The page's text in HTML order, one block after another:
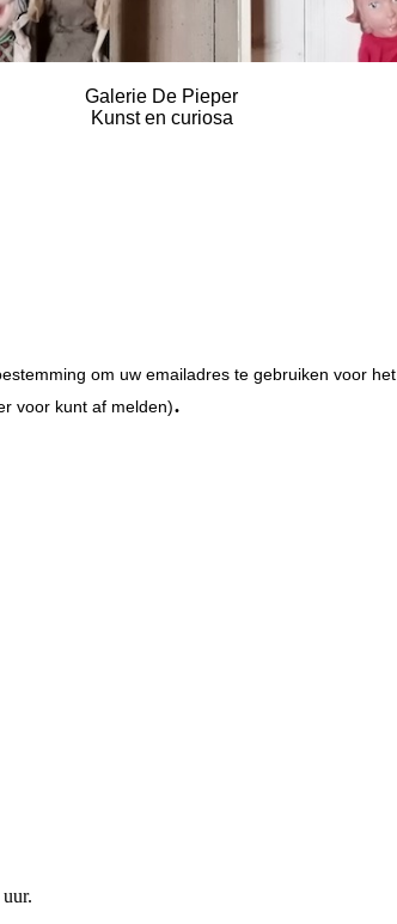
Galerie De Pieper
Kunst en curiosa
om uw emailadres te gebruiken voor het
voor kunt af melden).